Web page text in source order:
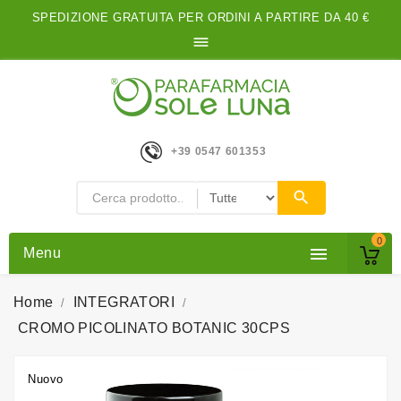
SPEDIZIONE GRATUITA PER ORDINI A PARTIRE DA 40 €

0
+39 0547 601353

Menu
Home
INTEGRATORI
CROMO PICOLINATO BOTANIC 30CPS
Nuovo